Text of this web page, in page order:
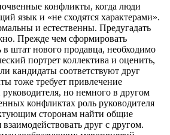
конфликты, когда люди
язык и «не сходятся характерами».
и естественны. Предугадать
Прежде чем сформировать
в штат нового продавца, необходимо
портрет коллектива и оценить,
кандидаты соответствуют друг
тоже требует привлечение
но немного в другом
конфликтах роль руководителя
сторонам найти общие
друг с другом.